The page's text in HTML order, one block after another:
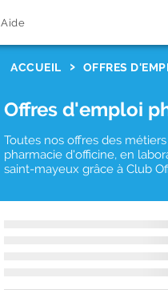
Aide
ACCUEIL OFFRES
Offres d'emploi
Toutes nos offres des
pharmacie d'officine, en
saint-mayeux grâce à Club